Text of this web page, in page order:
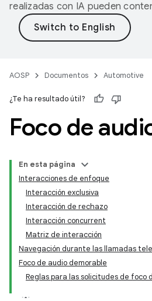
realizadas con IA pueden
AOSP Documentos Automotive
¿Te ha resultado útil?
Foco de
En esta página
Interacciones de enfoque
Interacción exclusiva
Interacción de rechazo
Interacción concurrent
Matriz de interacción
Navegación durante las llamadas
Foco de audio demorable
Reglas para las solicitudes de foco